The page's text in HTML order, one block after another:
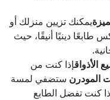
يمكنك تزيين منزلك أو
طابعًا دينيًا أنيقًا، حيث
الأذواقإذا كنت من
المودرن ستضفي لمسة
كنت تفضل الطابع